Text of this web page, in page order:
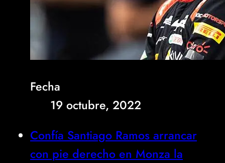
Fecha
19 octubre, 2022
Confía Santiago Ramos arrancar
con pie derecho en Monza la